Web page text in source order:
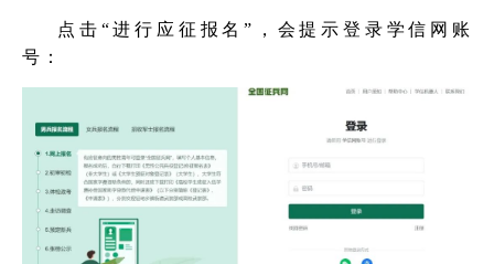
点击“进行应征报名”，会提示登录学信网账
号：